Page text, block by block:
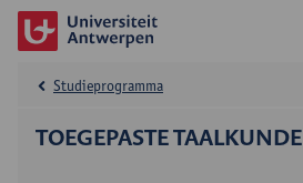
TOEGEPASTE TAALKUNDE
Studieprogramma